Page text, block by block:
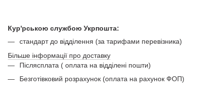
Кур'рською службою Укрпошта:
стандарт до відділення (за тарифами перевізника)
Більше інформації про доставку
Післясплата ( оплата на відділені пошти)
Безготівковий розрахунок (оплата на рахунок ФОП)